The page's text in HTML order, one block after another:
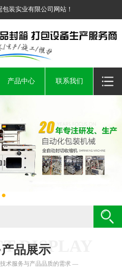
装实业有限公司网站！
产品中心 联系我们
DISPLAY
产品展示
术服务与产品品质的需求 —